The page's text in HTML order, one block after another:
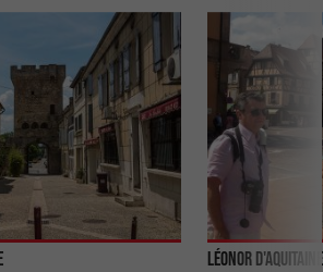
Léonor d'Aquitaine